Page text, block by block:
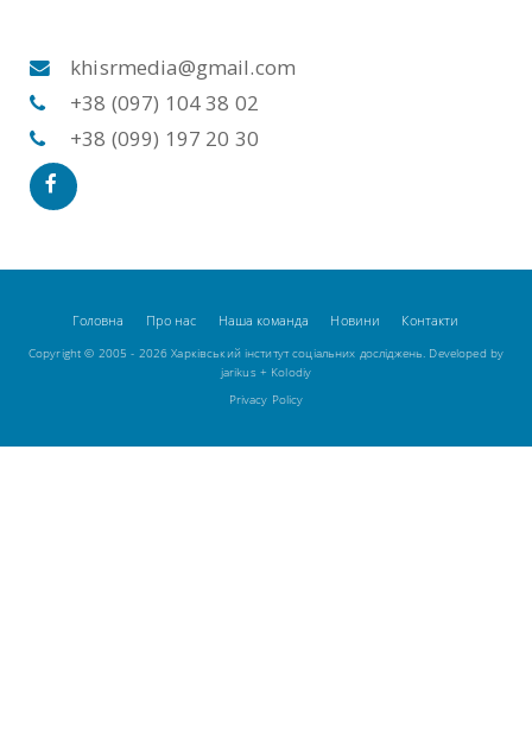
khisrmedia@gmail.com
+38 (097) 104 38 02
+38 (099) 197 20 30
Головна Про нас Наша команда Новини Контакти
Copyright © 2005 - 2026 Харківський інститут соціальних досліджень. Developed by
jarikus+ Kolodiy
Privacy Policy